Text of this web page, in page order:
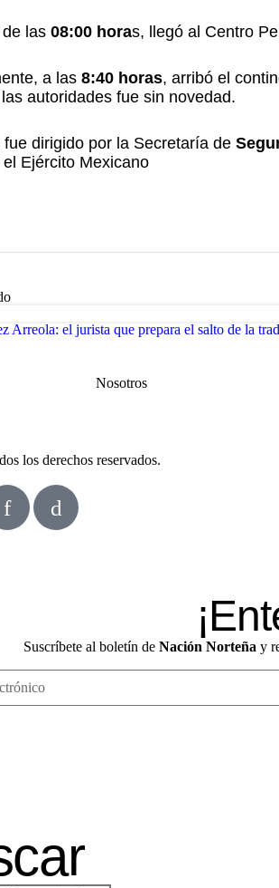
las 08:00 horas, llegó al Centro
a las 8:40 horas, arribó el
autoridades fue sin novedad.
fue dirigido por la Secretaría de
Ejército Mexicano
Arreola: el jurista que prepara el salto de la
Nosotros
los derechos reservados.
Suscríbete al boletín de Nación Norteña y